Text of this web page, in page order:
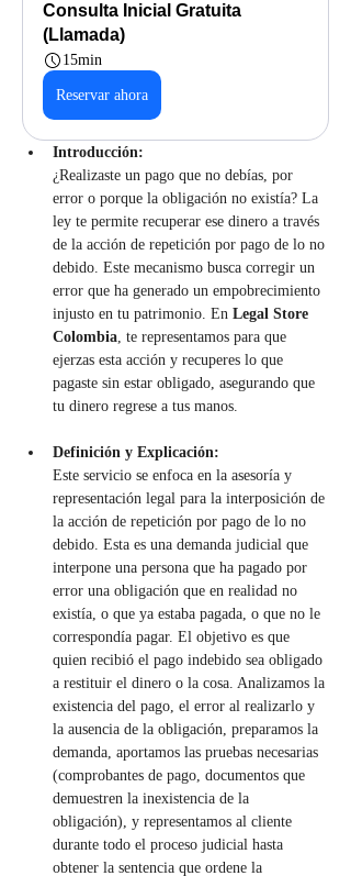
Consulta Inicial Gratuita
(Llamada)
15min
Reservar ahora
Introducción:
¿Realizaste un pago que no debías, por
error o porque la obligación no existía? La
ley te permite recuperar ese dinero a través
de la acción de repetición por pago de lo no
debido. Este mecanismo busca corregir un
error que ha generado un empobrecimiento
injusto en tu patrimonio. En Legal Store
Colombia, te representamos para que
ejerzas esta acción y recuperes lo que
pagaste sin estar obligado, asegurando que
tu dinero regrese a tus manos.
Definición y Explicación:
Este servicio se enfoca en la asesoría y
representación legal para la interposición de
la acción de repetición por pago de lo no
debido. Esta es una demanda judicial que
interpone una persona que ha pagado por
error una obligación que en realidad no
existía, o que ya estaba pagada, o que no le
correspondía pagar. El objetivo es que
quien recibió el pago indebido sea obligado
a restituir el dinero o la cosa. Analizamos la
existencia del pago, el error al realizarlo y
la ausencia de la obligación, preparamos la
demanda, aportamos las pruebas necesarias
(comprobantes de pago, documentos que
demuestren la inexistencia de la
obligación), y representamos al cliente
durante todo el proceso judicial hasta
obtener la sentencia que ordene la